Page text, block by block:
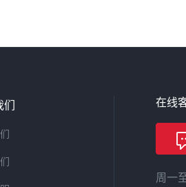
在线
周一